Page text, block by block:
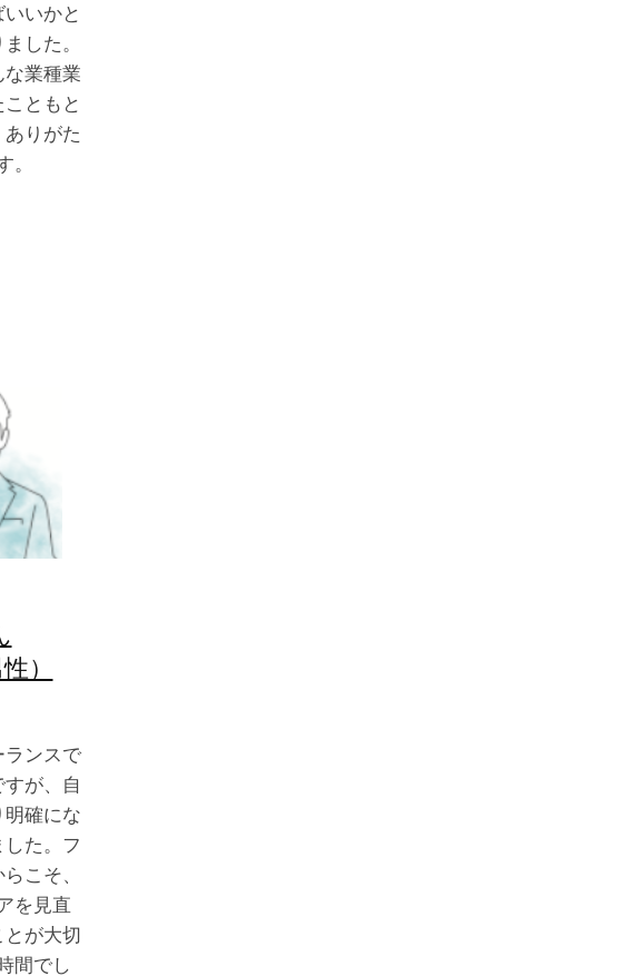
いかと
した。
業種業
ともと
りがた
）
ランスで
が、自
確にな
た。フ
こそ、
を見直
が大切
間でし